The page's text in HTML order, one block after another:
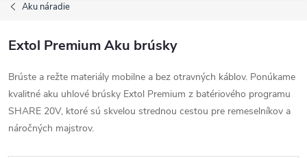
Aku náradie
Extol Premium Aku brúsky
Brúste a režte materiály mobilne a bez otravných káblov. Ponúkame
kvalitné aku uhlové brúsky Extol Premium z batériového programu
SHARE 20V, ktoré sú skvelou strednou cestou pre remeselníkov a
náročných majstrov.